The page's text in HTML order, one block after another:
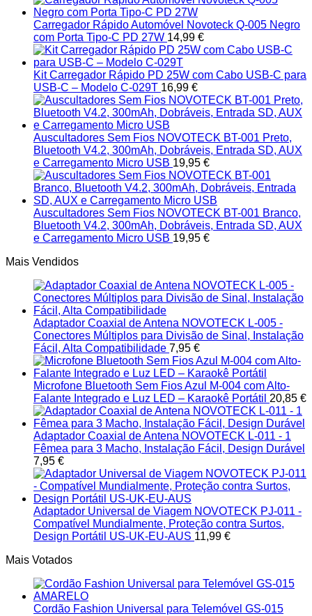
multiple
variants.
options
chosen
product
page
Carregador Rápido Automóvel Novoteck Q-005 Negro
com Porta Tipo-C PD 27W 14,99 €
Kit Carregador Rápido PD 25W com Cabo USB-C para
USB-C – Modelo C-029T 16,99 €
Auscultadores Sem Fios NOVOTECK BT-001 Preto,
Bluetooth V4.2, 300mAh, Dobráveis, Entrada SD, AUX
e Carregamento Micro USB 19,95 €
Auscultadores Sem Fios NOVOTECK BT-001 Branco,
Bluetooth V4.2, 300mAh, Dobráveis, Entrada SD, AUX
e Carregamento Micro USB 19,95 €
Mais Vendidos
Adaptador Coaxial de Antena NOVOTECK L-005 -
Conectores Múltiplos para Divisão de Sinal, Instalação
Fácil, Alta Compatibilidade 7,95 €
Microfone Bluetooth Sem Fios Azul M-004 com Alto-
Falante Integrado e Luz LED – Karaokê Portátil 20,85 €
Adaptador Coaxial de Antena NOVOTECK L-011 - 1
Fêmea para 3 Macho, Instalação Fácil, Design Durável
7,95 €
Adaptador Universal de Viagem NOVOTECK PJ-011 -
Compatível Mundialmente, Proteção contra Surtos,
Design Portátil US-UK-EU-AUS 11,99 €
Mais Votados
Cordão Fashion Universal para Telemóvel GS-015